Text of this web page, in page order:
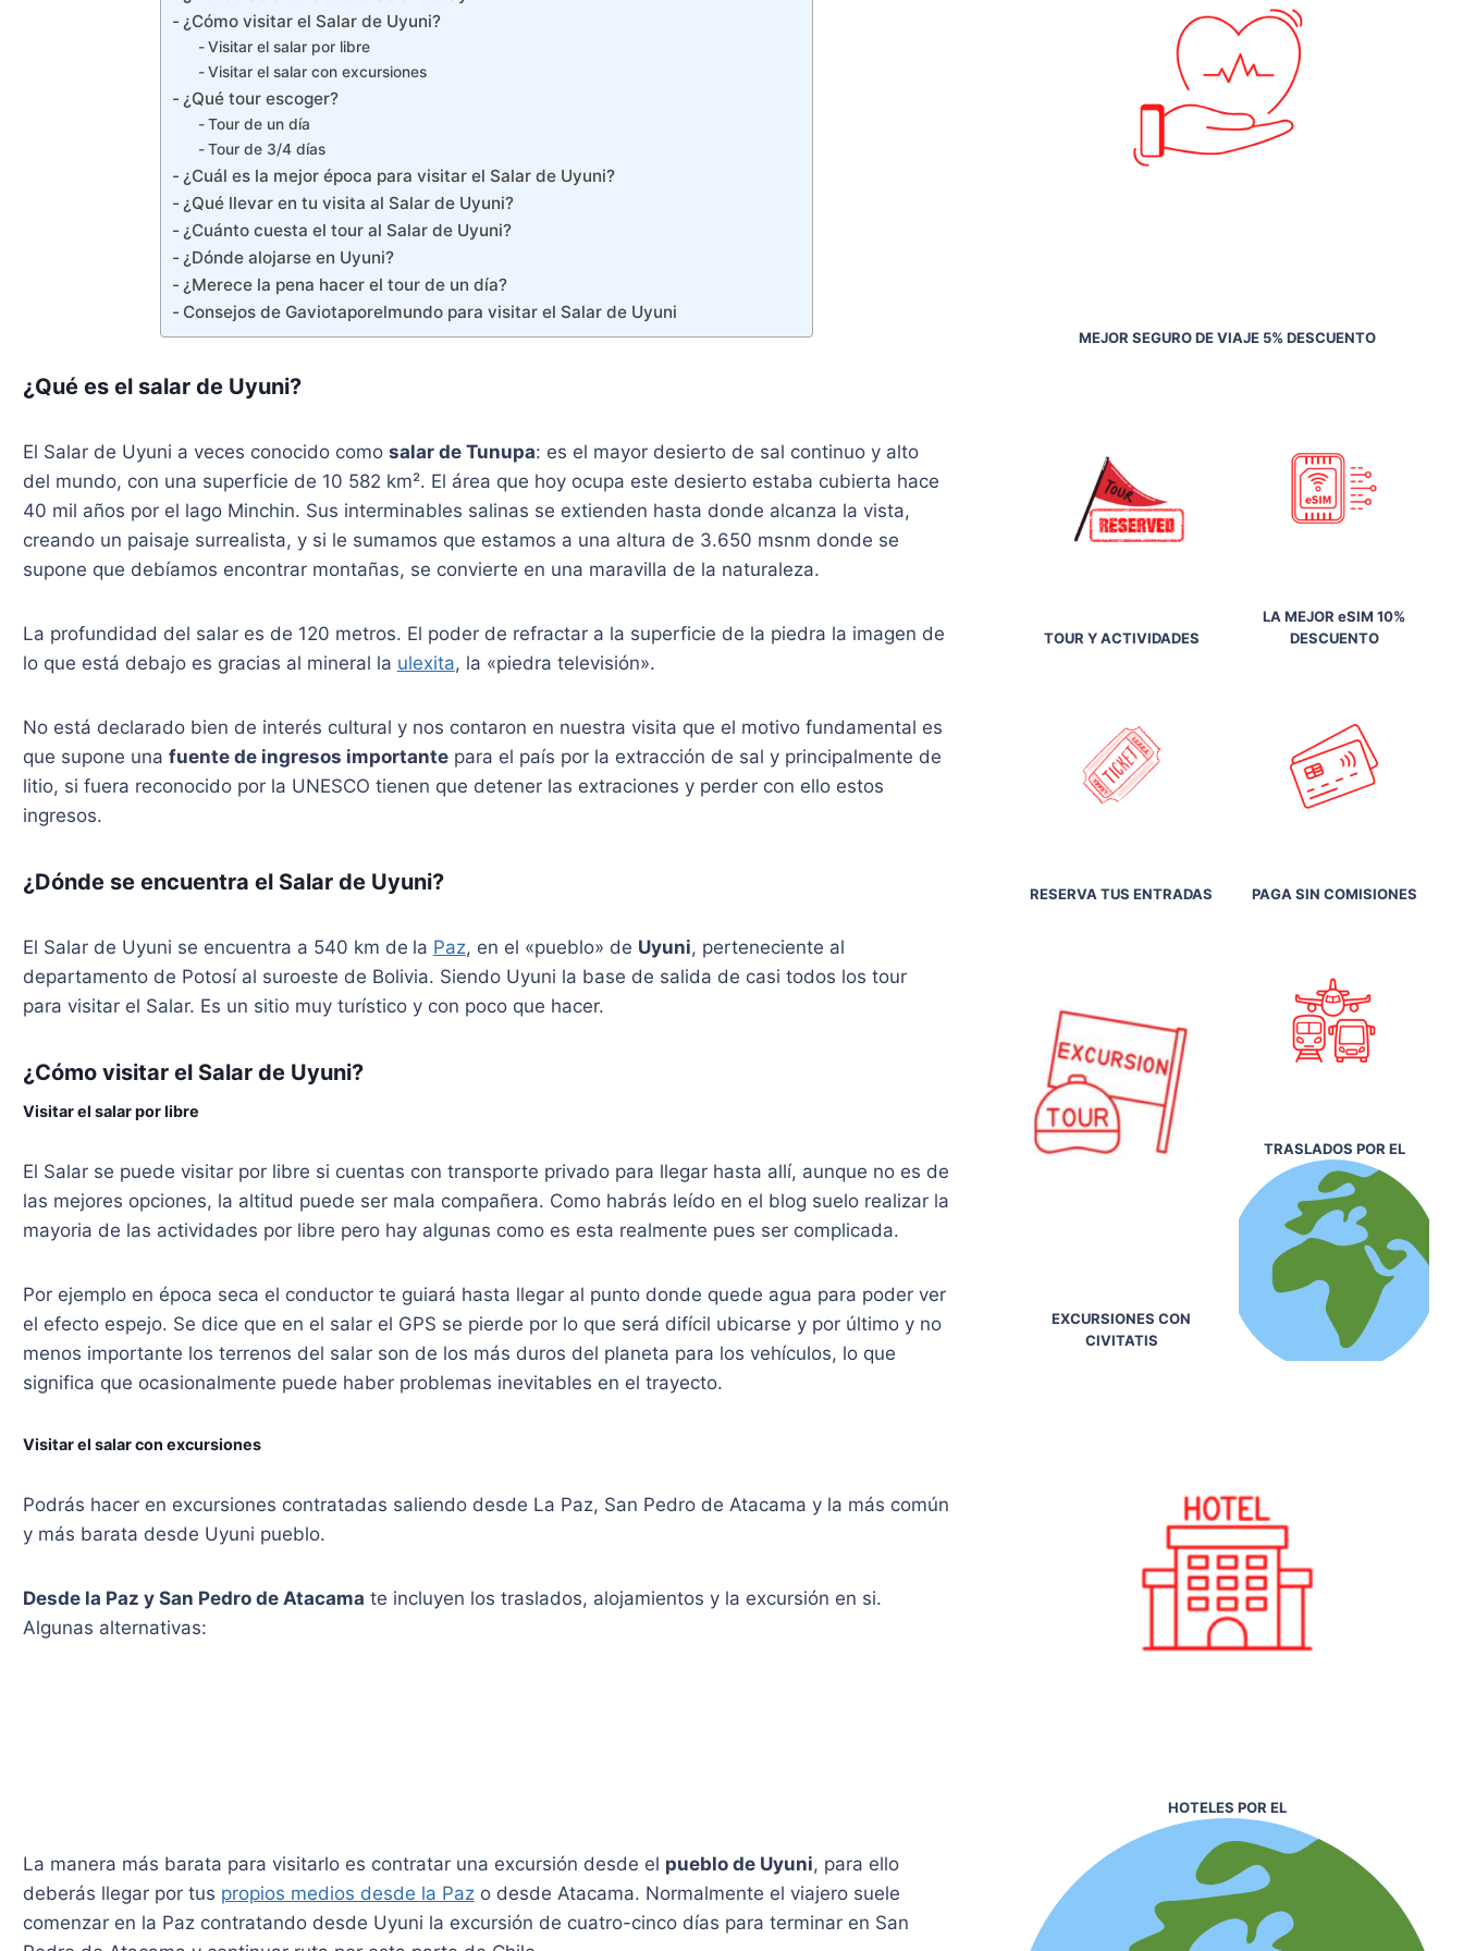
¿Cómo visitar el Salar de Uyuni?
Visitar el salar por libre
Visitar el salar con excursiones
¿Qué tour escoger?
Tour de un día
Tour de 3/4 días
¿Cuál es la mejor época para visitar el Salar de Uyuni?
¿Qué llevar en tu visita al Salar de Uyuni?
¿Cuánto cuesta el tour al Salar de Uyuni?
¿Dónde alojarse en Uyuni?
¿Merece la pena hacer el tour de un día?
Consejos de Gaviotaporelmundo para visitar el Salar de Uyuni
¿Qué es el salar de Uyuni?
El Salar de Uyuni a veces conocido como salar de Tunupa: es el mayor desierto de sal continuo y alto
del mundo, con una superficie de 10 582 km². El área que hoy ocupa este desierto estaba cubierta hace
40 mil años por el lago Minchin. Sus interminables salinas se extienden hasta donde alcanza la vista,
creando un paisaje surrealista, y si le sumamos que estamos a una altura de 3.650 msnm donde se
supone que debíamos encontrar montañas, se convierte en una maravilla de la naturaleza.
La profundidad del salar es de 120 metros. El poder de refractar a la superficie de la piedra la imagen de
lo que está debajo es gracias al mineral la ulexita, la «piedra televisión».
No está declarado bien de interés cultural y nos contaron en nuestra visita que el motivo fundamental es
que supone una fuente de ingresos importantepara el país por la extracción de sal y principalmente de
litio, si fuera reconocido por la UNESCO tienen que detener las extraciones y perder con ello estos
ingresos.
¿Dónde se encuentra el Salar de Uyuni?
El Salar de Uyuni se encuentra a 540 km de la Paz, en el «pueblo» de Uyuni, perteneciente al
departamento de Potosí al suroeste de Bolivia. Siendo Uyuni la base de salida de casi todos los tour
para visitar el Salar. Es un sitio muy turístico y con poco que hacer.
¿Cómo visitar el Salar de Uyuni?
Visitar el salar por libre
El Salar se puede visitar por libre si cuentas con transporte privado para llegar hasta allí, aunque no es de
las mejores opciones, la altitud puede ser mala compañera. Como habrás leído en el blog suelo realizar la
mayoria de las actividades por libre pero hay algunas como es esta realmente pues ser complicada.
Por ejemplo en época seca el conductor te guiará hasta llegar al punto donde quede agua para poder ver
el efecto espejo. Se dice que en el salar el GPS se pierde por lo que será difícil ubicarse y por último y no
menos importante los terrenos del salar son de los más duros del planeta para los vehículos, lo que
significa que ocasionalmente puede haber problemas inevitables en el trayecto.
Visitar el salar con excursiones
Podrás hacer en excursiones contratadas saliendo desde La Paz, San Pedro de Atacama y la más común
y más barata desde Uyuni pueblo.
Desde la Paz y San Pedro de Atacama te incluyen los traslados, alojamientos y la excursión en si.
Algunas alternativas:
La manera más barata para visitarlo es contratar una excursión desde el pueblo de Uyuni, para ello
deberás llegar por tus propios medios desde la Pazo desde Atacama. Normalmente el viajero suele
comenzar en la Paz contratando desde Uyuni la excursión de cuatro-cinco días para terminar en San
MEJOR SEGURO DE VIAJE 5% DESCUENTO
TOUR Y ACTIVIDADES
LA MEJOR eSIM 10%
DESCUENTO
RESERVA TUS ENTRADAS PAGA SIN COMISIONES
EXCURSIONES CON
CIVITATIS
TRASLADOS POR EL
HOTELES POR EL